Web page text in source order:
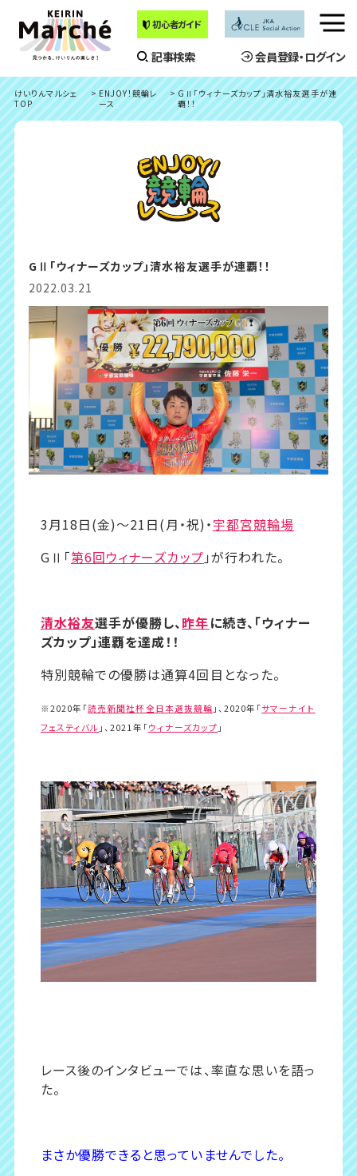
初心者ガイド
記事検索 会員登録・ログイン
メ
ュ
ー
を
開
く
けいりんマルシェ
TOP
ENJOY！競輪レ
ース
GⅡ「ウィナーズカップ」清水裕友選手が連
覇！！
GⅡ「ウィナーズカップ」清水裕友選手が連覇！！
2022.03.21
3月18日(金)〜21日(月・祝)・宇都宮競輪場
GⅡ「第6回ウィナーズカップ 」が行われた。
清水裕友選手が優勝し、昨年に続き、「ウィナー
ズカップ」連覇を達成！！
特別競輪での優勝は通算4回目となった。
※2020年「読売新聞社杯全日本選抜競輪 」、2020年「サマーナイト
フェスティバル 」、2021年「ウィナーズカップ 」
レース後のインタビューでは、率直な思いを語っ
た。
まさか優勝できると思っていませんでした。